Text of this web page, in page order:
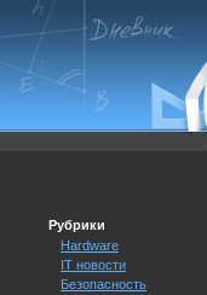
Рубрики
Hardware
IT новости
Безопасность